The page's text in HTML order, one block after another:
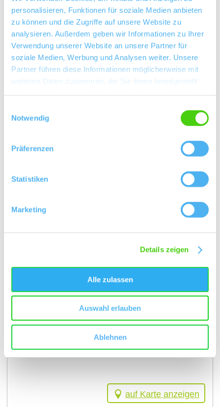
personalisieren, Funktionen für soziale Medien anbieten
zu können und die Zugriffe auf unsere Website zu
analysieren. Außerdem geben wir Informationen zu Ihrer
Verwendung unserer Website an unsere Partner für
soziale Medien, Werbung und Analysen weiter. Unsere
Partner führen diese Informationen möglicherweise mit
weiteren Daten zusammen, die Sie ihnen bereitgestellt
Notwendig
Präferenzen
Statistiken
Marketing
Details zeigen
Alle zulassen
Auswahl erlauben
Ablehnen
Konzepte machen Spaß in der Zusammenarbeit.
Traditionelle Rebsorten mit modernem Weinstil und
schnörkelloser klarer Ausstattung. Kreative Cuvées
als Markenweine im Distanzierungssegment zu
Gutsweinen runden das Sortiment ab. Die Weine
wachsen zu 80% am Roten Hang und zeigen
weiße Burgunder vom Roten Hang. Die
Qualitätsphilosphie: Weine mit Frucht und Frische zu
auf Karte anzeigen